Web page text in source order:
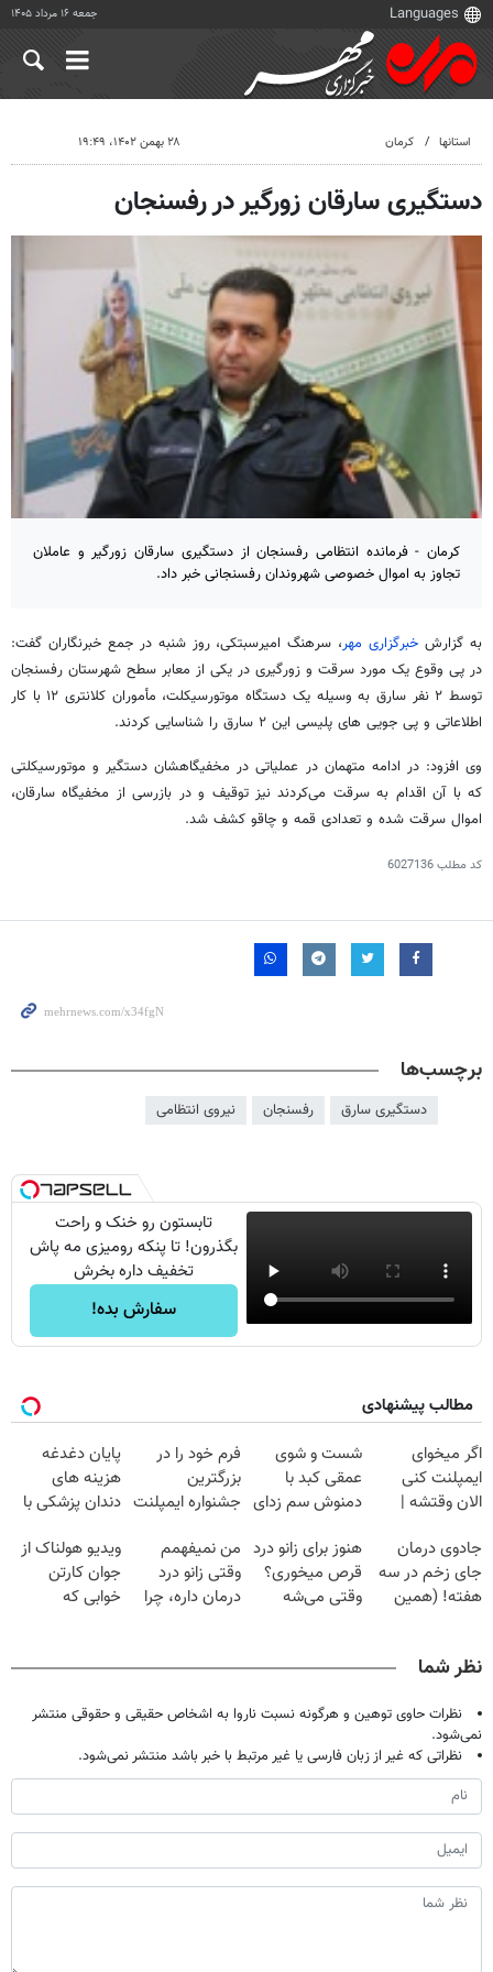
جمعه ۱۶ مرداد ۱۴۰۵
استانها کرمان ۲۸ بهمن ۱۴۰۲، ۱۹:۴۹
دستگیری سارقان زورگیر در رفسنجان
کرمان - فرمانده انتظامی رفسنجان از دستگیری سارقان زورگیر و عاملان
تجاوز به اموال خصوصی شهروندان رفسنجانی خبر داد.
به گزارش خبرگزاری مهر، سرهنگ امیرسبتکی، روز شنبه در جمع خبرنگاران گفت:
در پی وقوع یک مورد سرقت و زورگیری در یکی از معابر سطح شهرستان رفسنجان
توسط ۲ نفر سارق به وسیله یک دستگاه موتورسیکلت، مأموران کلانتری ۱۲ با کار
اطلاعاتی و پی جویی های پلیسی این ۲ سارق را شناسایی کردند.
وی افزود: در ادامه متهمان در عملیاتی در مخفیگاهشان دستگیر و موتورسیکلتی
که با آن اقدام به سرقت می‌کردند نیز توقیف و در بازرسی از مخفیگاه سارقان،
اموال سرقت شده و تعدادی قمه و چاقو کشف شد.
کد مطلب6027136
برچسب‌ها
دستگیری سارق رفسنجان نیروی انتظامی
تابستون رو خنک و راحت
بگذرون! تا پنکه رومیزی مه پاش
تخفیف داره بخرش
سفارش بده!
مطالب پیشنهادی
اگر میخوای
ایمپلنت کنی
الان وقتشه |
میلیون تومان!!!
شست و شوی
عمقی کبد با
دمنوش سم زدای
فرم خود را در
بزرگترین
جشنواره ایمپلنت
فقط ۲۵ میلیون
پایان دغدغه
هزینه های
دندان پزشکی با
خانگی
جادوی درمان
جای زخم در سه
هفته! (همین
هنوز برای زانو درد
قرص میخوری؟
وقتی می‌شه
من نمیفهمم
وقتی زانو درد
درمان داره، چرا
ویدیو هولناک از
جوان کارتن
خوابی که
نظر شما
نظرات حاوی توهین و هرگونه نسبت ناروا به اشخاص حقیقی و حقوقی منتشر
نمی‌شود.
نظراتی که غیر از زبان فارسی یا غیر مرتبط با خبر باشد منتشر نمی‌شود.